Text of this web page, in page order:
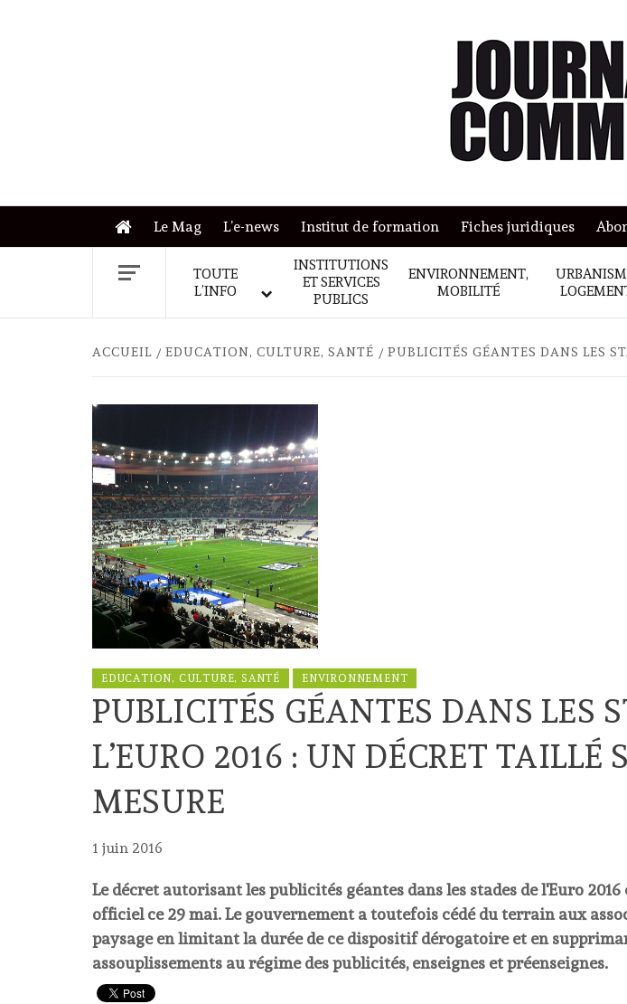
Le Mag L’e-news Institut de formation Fiches juridiques
TOUTE
L’INFO
INSTITUTIONS
ET SERVICES
PUBLICS
ENVIRONNEMENT,
MOBILITÉ
ACCUEIL EDUCATION, CULTURE, SANTÉ PUBLICITÉS GÉANTES DANS LES
EDUCATION, CULTURE, SANTÉ ENVIRONNEMENT
PUBLICITÉS GÉANTES DANS LES
L’EURO 2016 : UN DÉCRET TAILLÉ
MESURE
1 juin 2016
Le décret autorisant les publicités géantes dans les stades de l'Euro
officiel ce 29 mai. Le gouvernement a toutefois cédé du terrain aux
paysage en limitant la durée de ce dispositif dérogatoire et en
assouplissements au régime des publicités, enseignes et préenseignes.